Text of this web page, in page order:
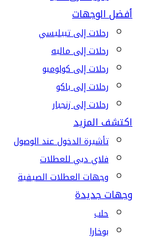
أفضل الوجهات
رحلات إلى تبيليسي
رحلات إلى ماليه
رحلات إلى كولومبو
رحلات إلى باكو
رحلات إلى زنجبار
اكتشف المزيد
تأشيرة الدخول عند الوصول
فلاي دبي للعطلات
وجهات العطلات الصيفية
وجهات جديدة
حلب
بوخارا